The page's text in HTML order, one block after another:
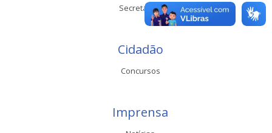
Secretarias
Cidadão
Concursos
Imprensa